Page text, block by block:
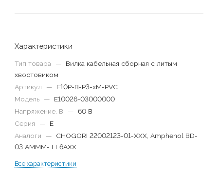
Характеристики
Тип товара —
Вилка кабельная сборная с литым
хвостовиком
Артикул
—
E10P-B-P3-xM-PVC
Модель
—
E10026-03000000
Напряжение, В
— 60 В
Серия
—
E
Аналоги
—
CHOGORI 22002123-01-XXX, Amphenol BD-
03 AMMM- LL6AXX
Все характеристики